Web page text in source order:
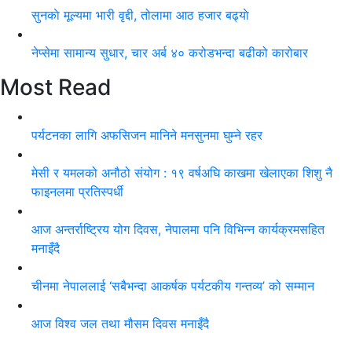
सुनकाे मूल्यमा भारी वृद्दी, तोलामा आठ हजार बढ्याे
नेप्सेमा सामान्य सुधार, चार अर्ब ४० करोडभन्दा बढीको कारोबार
Most Read
पर्यटनका लागि अफसिजन मानिने मनसुनमा घुम्ने रहर
मेसी र यमलको अनौठो संयोग : १९ वर्षअघि काखमा खेलाएका शिशु नै
फाइनलमा प्रतिस्पर्धी
आज अन्तर्राष्ट्रिय योग दिवस, नेपालमा पनि विभिन्न कार्यक्रमसहित
मनाइँदै
चीनमा नेपाललाई ‘सबैभन्दा आकर्षक पर्यटकीय गन्तव्य’ को सम्मान
आज विश्व जल तथा मौसम दिवस मनाइँदै